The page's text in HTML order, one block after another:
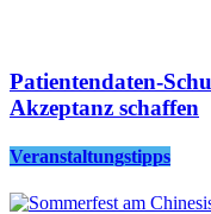
Patientendaten-
Akzeptanz schaffen
Veranstaltungstipps